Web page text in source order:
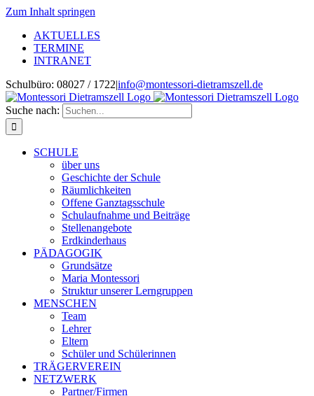
Zum Inhalt springen
AKTUELLES
TERMINE
INTRANET
Schulbüro: 08027 / 1722|info@montessori-dietramszell.de
Suche nach:
SCHULE
über uns
Geschichte der Schule
Räumlichkeiten
Offene Ganztagsschule
Schulaufnahme und Beiträge
Stellenangebote
Erdkinderhaus
PÄDAGOGIK
Grundsätze
Maria Montessori
Struktur unserer Lerngruppen
MENSCHEN
Team
Lehrer
Eltern
Schüler und Schülerinnen
TRÄGERVEREIN
NETZWERK
Partner/Firmen